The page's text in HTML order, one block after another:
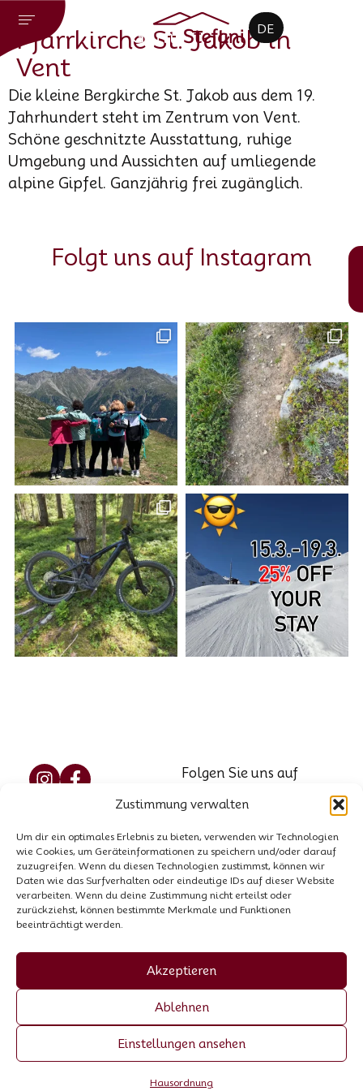
Zustimmung verwalten
Um dir ein optimales Erlebnis zu bieten, verwenden wir Technologien
wie Cookies, um Geräteinformationen zu speichern und/oder darauf
zuzugreifen. Wenn du diesen Technologien zustimmst, können wir
Daten wie das Surfverhalten oder eindeutige IDs auf dieser Website
verarbeiten. Wenn du deine Zustimmung nicht erteilst oder
zurückziehst, können bestimmte Merkmale und Funktionen
beeinträchtigt werden.
Akzeptieren
Ablehnen
Einstellungen ansehen
Hausordnung
DE
CZ
EN
Pfarrkirche St. Jakob in
Vent
Die kleine Bergkirche St. Jakob aus dem 19.
Jahrhundert steht im Zentrum von Vent.
Schöne geschnitzte Ausstattung, ruhige
Umgebung und Aussichten auf umliegende
alpine Gipfel. Ganzjährig frei zugänglich.
Folgt uns auf Instagram
Kontakt
Hausordnung
Folgen Sie uns auf
Marzellweg 5, 6458
Vent, AT
Tel.: +43 664 521 8564
E-Mail: info@garni-
stefani.at
70055307
Made by Trockenmann